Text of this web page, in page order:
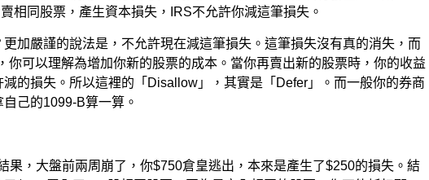
相同股票，產生資本損失，IRS不允許你減這筆損失。
加嚴謹的說法是，不允許現在減這筆損失。這筆損失沒有真的消失，而
你可以理解為增加你新的股票的成本。當你再賣出新的股票時，你的收益
的損失。所以這裡的「Disallow」，其實是「Defer」。而一般你的券商
己的1099-B算一算。
果，大盤前兩周崩了，你$750倉皇逃出，本來是產生了$250的損失。結